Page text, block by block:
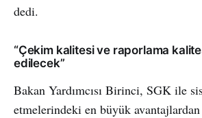
dedi.
“Çekim kalitesi ve raporlama
edilecek”
Bakan Yardımcısı Birinci, SGK ile
etmelerindeki en büyük